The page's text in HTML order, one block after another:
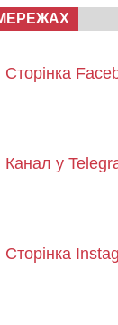
Сторінка
Канал у
Сторінка